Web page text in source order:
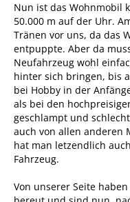
Nun ist das Wohnmobil
50.000 m auf der Uhr.
Tränen vor uns, da das
entpuppte. Aber da
Neufahrzeug wohl
hinter sich bringen, bis
bei Hobby in der
als bei den
geschlampt und
auch von allen anderen
hat man letzendlich
Fahrzeug.
Von unserer Seite